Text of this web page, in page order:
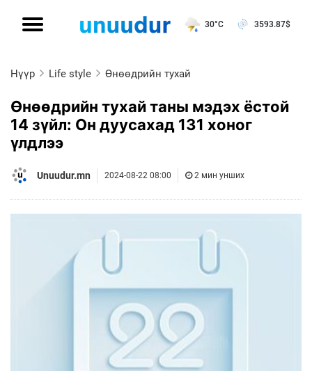
30°C 3593.87$
Нүүр Life style Өнөөдрийн тухай
Өнөөдрийн тухай таны мэдэх ёстой
14 зүйл: Он дуусахад 131 хоног
үлдлээ
Unuudur.mn 2024-08-22 08:00 2 мин унших